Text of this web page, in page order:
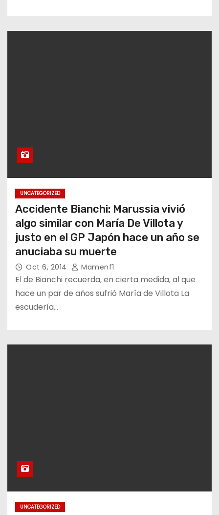
UNCATEGORIZED
Accidente Bianchi: Marussia vivió
algo similar con María De Villota y
justo en el GP Japón hace un año se
anuciaba su muerte
Oct 6, 2014 Mamenf1
El de Bianchi recuerda, en cierta medida, al que
hace un par de años sufrió María de Villota La
escudería…
UNCATEGORIZED